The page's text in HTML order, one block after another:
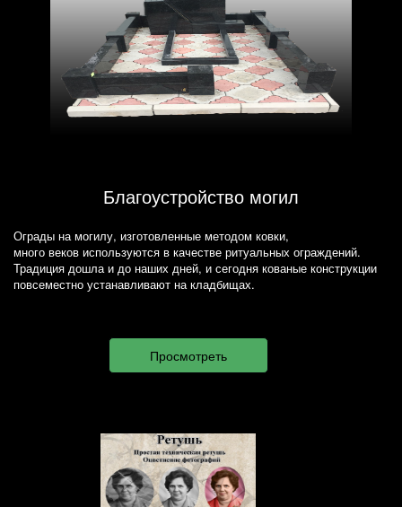
Благоустройство могил
Ограды на могилу, изготовленные методом ковки,
много веков используются в качестве ритуальных ограждений.
Традиция дошла и до наших дней, и сегодня кованые конструкции
повсеместно устанавливают на кладбищах.